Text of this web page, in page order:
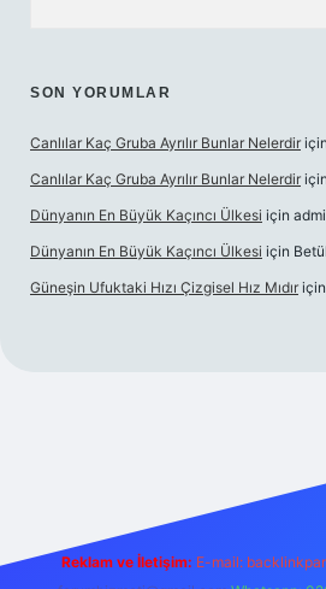
SON YORUMLAR
Canlılar Kaç Gruba Ayrılır Bunlar Nelerdir için
Canlılar Kaç Gruba Ayrılır Bunlar Nelerdir için
Dünyanın En Büyük Kaçıncı Ülkesi için
Dünyanın En Büyük Kaçıncı Ülkesi için Betül
Güneşin Ufuktaki Hızı Çizgisel Hız Mıdır için
Reklam ve İletişim: E-mail: